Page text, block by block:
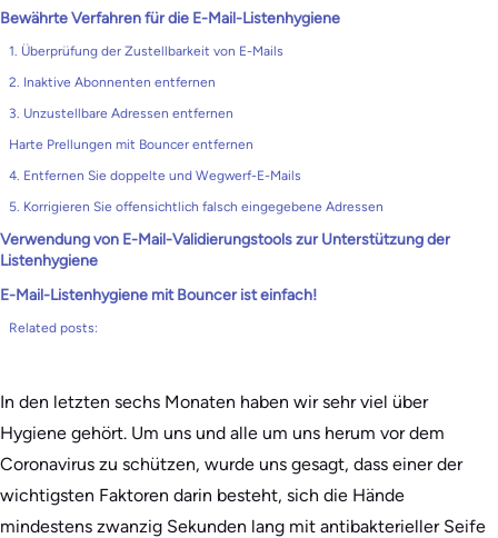
Bewährte Verfahren für die E-Mail-Listenhygiene
1. Überprüfung der Zustellbarkeit von E-Mails
2. Inaktive Abonnenten entfernen
3. Unzustellbare Adressen entfernen
Harte Prellungen mit Bouncer entfernen
4. Entfernen Sie doppelte und Wegwerf-E-Mails
5. Korrigieren Sie offensichtlich falsch eingegebene Adressen
Verwendung von E-Mail-Validierungstools zur Unterstützung der
Listenhygiene
E-Mail-Listenhygiene mit Bouncer ist einfach!
Related posts:
In den letzten sechs Monaten haben wir sehr viel über
Hygiene gehört. Um uns und alle um uns herum vor dem
Coronavirus zu schützen, wurde uns gesagt, dass einer der
wichtigsten Faktoren darin besteht, sich die Hände
mindestens zwanzig Sekunden lang mit antibakterieller Seife